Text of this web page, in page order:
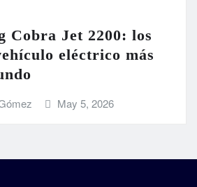
Cobra Jet 2200: los
eléctrico más
May 5, 2026